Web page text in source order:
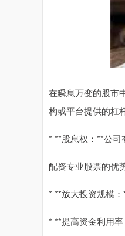
在瞬息万变的股市
构或平台提供的杠
* **股息权：**公司
配资专业股票的优
* **放大投资规模
* **提高资金利用